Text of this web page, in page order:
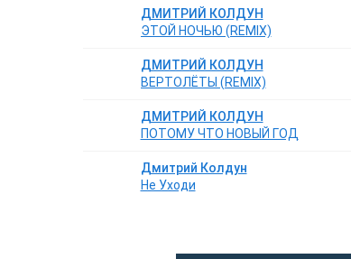
ДМИТРИЙ КОЛДУН
ЭТОЙ НОЧЬЮ (REMIX)
ДМИТРИЙ КОЛДУН
ВЕРТОЛЁТЫ (REMIX)
ДМИТРИЙ КОЛДУН
ПОТОМУ ЧТО НОВЫЙ ГОД
Дмитрий Колдун
Не Уходи